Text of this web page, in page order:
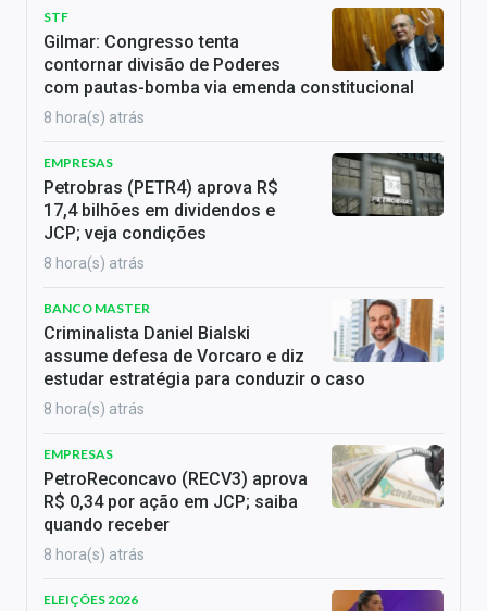
STF
Gilmar: Congresso tenta
contornar divisão de Poderes
com pautas-bomba via emenda constitucional
8 hora(s) atrás
EMPRESAS
Petrobras (PETR4) aprova R$
17,4 bilhões em dividendos e
JCP; veja condições
8 hora(s) atrás
BANCO MASTER
Criminalista Daniel Bialski
assume defesa de Vorcaro e diz
estudar estratégia para conduzir o caso
8 hora(s) atrás
EMPRESAS
PetroReconcavo (RECV3) aprova
R$ 0,34 por ação em JCP; saiba
quando receber
8 hora(s) atrás
ELEIÇÕES 2026